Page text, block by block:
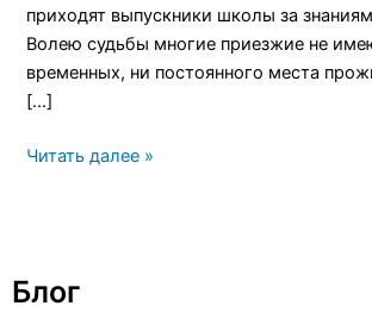
приходят выпускники школы за
Волею судьбы многие приезжие не
временных, ни постоянного места
[…]
Читать далее »
Блог